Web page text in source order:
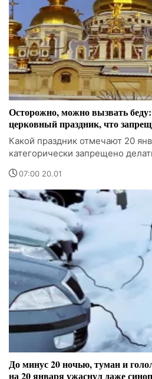
Осторожно, можно вызвать
церковный праздник, что
Какой праздник отмечают 20
категорически запрещено
07:00 20.01
До минус 20 ночью, туман и
на 20 января ужаснул даже